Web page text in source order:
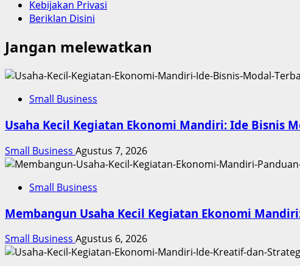
Kebijakan Privasi
Beriklan Disini
Jangan melewatkan
Small Business
Usaha Kecil Kegiatan Ekonomi Mandiri: Ide Bisnis
Small Business Agustus 7, 2026
Small Business
Membangun Usaha Kecil Kegiatan Ekonomi
Small Business Agustus 6, 2026